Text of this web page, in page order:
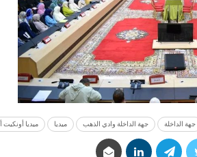
جهة الداخلة جهة الداخلة وادي الذهب ميديا ميديا أونكيت